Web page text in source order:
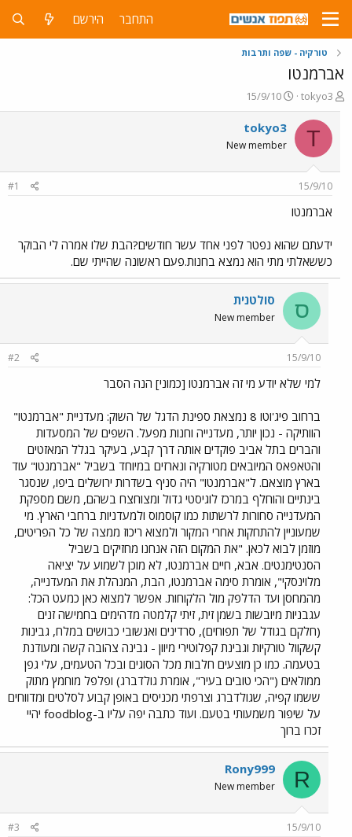
התחבר הירשם
טורקיה - שפה ותרבות
אברמנטו
פ
ו
ת
ח
ה
ו
ש
א
tokyo3
פ
ו
ר
ם
15/9/10
T
tokyo3
New member
15/9/10
#1
אברמנטו
ידעתם שהוא נפטר לפני אחד עשר חודשים?הבת שלו אמרה לי הבוקר
כששאלתי מתי הוא נמצא בחנות.פעם ראשונה שהייתי שם.
ס סולטנית
New member
15/9/10
#2
למי שלא יודע מי זה אברמנטו [כמוני] הנה הסבר
ברחוב פיג'וטו 8 נמצאת ספינת הדגל של השוק: מעדניית "אברמנטו"
הוותיקה - נכון יותר, מעדנייה וחנות מפעל. השפים של המסעדות
והברים בתל אביב פוקדים אותה דרך קבע, בעיקר בגלל המאזטים
והטאפאס המיובאים מטורקיה ונארזים במיוחד בשביל "אברמנטו" עוד
בארץ מוצאם. ל"אברמנטו" היה סניף בשדרות ירושלים ביפו, שנסגר
בינתיים והוחלף במרכז לוגיסטי גדול ומצוחצח בשהם, משם מספקת
המעדנייה סחורות לרשתות כמו קוסמוס ולמעדניות ברחבי הארץ. מי
שמעוניין להתחקות אחרי המקור ולמצוא ריכוז ממצה של כל הפריטים,
מוזמן לבוא לכאן. "את המקום הזה אנחנו מחזיקים בשביל
הסנטימנטים. אבא, חיים אברמנטו, לא מוכן לשמוע על יציאה
מלוינסקי", אומרת סימה אברמנטו, הבת, המנהלת את המעדנייה,
מהמחסן ועד הדלפק מול הלקוחות. אפשר למצוא כאן כמעט הכל:
עגבניות מיובשות בשמן זית, זיתי קלמטה מדהימים בחמישה זנים
(חלקם בגודל של תפוחים), סרדינים ואנשובי כבושים במלח, גבינות
קשקוול טורקיות וגבינת קפלוטירי מיוון - גבינה צהובה קשה ומעודנת
בטעמה. כמו כן מוצעים חלבות מכל הסוגים ובכל הטעמים, עלי גפן
ממולאים ("הכי טובים בעיר", אומרת גולדברג) ופלפל מוחמץ מתוק
ששמו קפיה, שגולדברג וצרפתי מכניסים באופן קבוע לסלטים ומדווחים
על שיפור משמעותי בטעם. ועוד כתבה יפה עליו ב-foodblog יהיי
זכרו ברוך
R
Rony999
New member
15/9/10
#3